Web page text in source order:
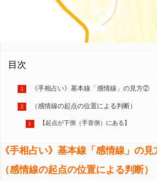
目次
《手相占い》基本線「感情線」の見方②
（感情線の起点の位置による判断）
【起点が下側（手首側）にある】
《手相占い》基本線「感情線」の
（感情線の起点の位置による判断）